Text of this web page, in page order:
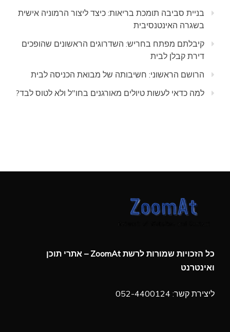
בניית סביבה תומכת בריאות: כיצד ליצור הרמוניה אישית
בשגרה האינטנסיבית
קיבלתם מפתח בחריש: השדרוגים הראשונים שהופכים
דירת קבלן לבית
הרושם הראשוני: חשיבותה של מבואת הכניסה לבית
למה כדאי לעשות טיולים מאורגנים בחו"ל ולא לטוס לבד?
כל הזכויות שמורות לרשת ZoomAt – אתרי תוכן
ואינטרנט
ליצירת קשר: 052-4400124